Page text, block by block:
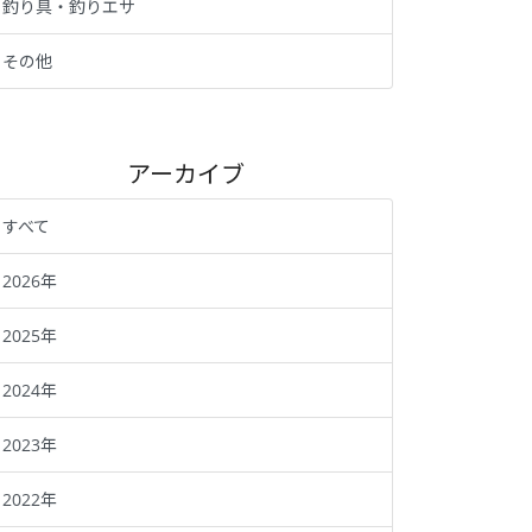
釣り具・釣りエサ
その他
アーカイブ
すべて
2026年
2025年
2024年
2023年
2022年